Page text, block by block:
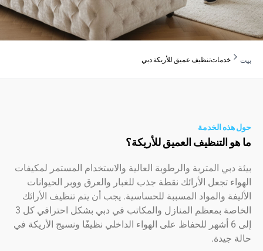
خدماتتنظيف عميق للأريكة دبي
الخدمة
العميق للأريكة؟
المتربة والرطوبة العالية والاستخدام المستمر لمكيفات
تجعل الأرائك نقطة جذب للغبار والعرق ووبر الحيوانات
والمواد المسببة للحساسية. يجب أن يتم تنظيف الأرائك
الخاصة بمعظم المنازل والمكاتب في دبي بشكل احترافي كل 3
إلى 6 أشهر للحفاظ على الهواء الداخلي نظيفًا ونسيج الأريكة في